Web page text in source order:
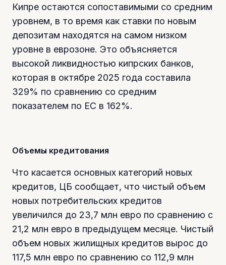
Кипре остаются сопоставимыми со средним
уровнем, в то время как ставки по новым
депозитам находятся на самом низком
уровне в еврозоне. Это объясняется
высокой ликвидностью кипрских банков,
которая в октябре 2025 года составила
329% по сравнению со средним
показателем по ЕС в 162%.
Объемы кредитования
Что касается основных категорий новых
кредитов, ЦБ сообщает, что чистый объем
новых потребительских кредитов
увеличился до 23,7 млн евро по сравнению с
21,2 млн евро в предыдущем месяце. Чистый
объем новых жилищных кредитов вырос до
117,5 млн евро по сравнению со 112,9 млн